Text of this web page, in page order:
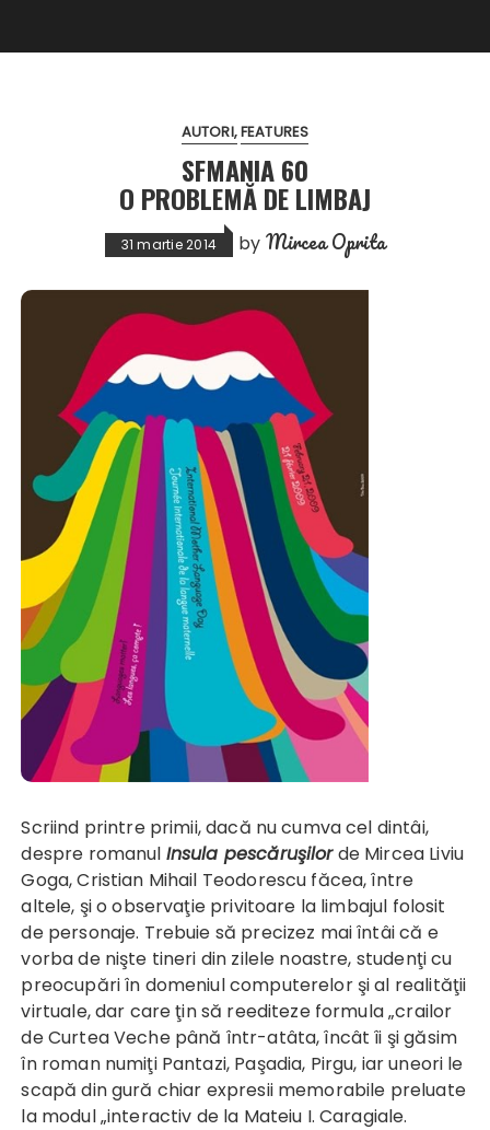
AUTORI FEATURES
SFMANIA 60
O PROBLEMĂ DE LIMBAJ
31 martie 2014 by Mircea Oprita
Scriind printre primii, dacă nu cumva cel dintâi,
despre romanul Insula pescăruşilorde Mircea Liviu
Goga, Cristian Mihail Teodorescu făcea, între
altele, şi o observaţie privitoare la limbajul folosit
de personaje. Trebuie să precizez mai întâi că e
vorba de nişte tineri din zilele noastre, studenţi cu
preocupări în domeniul computerelor şi al realităţii
virtuale, dar care ţin să reediteze formula „crailor
de Curtea Veche până într-atâta, încât îi şi găsim
în roman numiţi Pantazi, Paşadia, Pirgu, iar uneori le
scapă din gură chiar expresii memorabile preluate
la modul „interactiv de la Mateiu I. Caragiale.